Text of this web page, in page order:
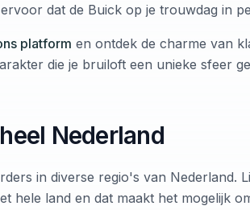
dat de Buick op je trouwdag in
platform en ontdek de charme van
die je bruiloft een unieke sfeer
Nederland
in diverse regio's van Nederland.
hele land en dat maakt het mogelijk